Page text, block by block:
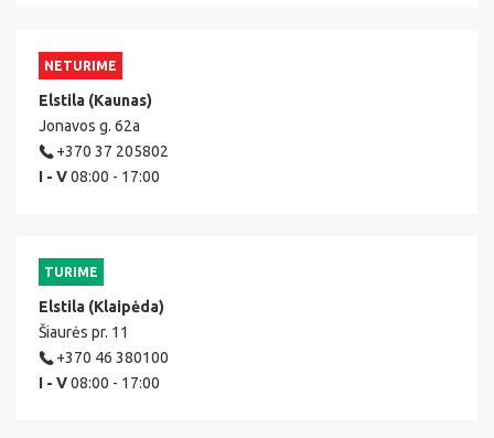
NETURIME
Elstila (Kaunas)
Jonavos g. 62a
+370 37 205802
I - V08:00 - 17:00
TURIME
Elstila (Klaipėda)
Šiaurės pr. 11
+370 46 380100
I - V08:00 - 17:00